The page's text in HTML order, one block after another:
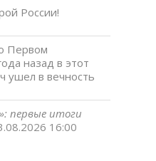
России!
Первом
назад в этот
ушел в вечность
первые итоги
16:00